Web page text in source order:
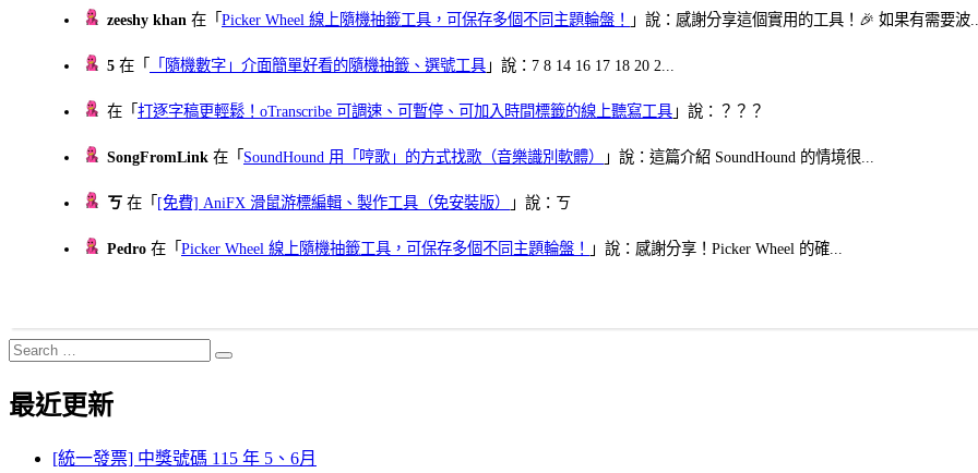
zeeshy khan 在「Picker Wheel 線上隨機抽籤工具，可保存多個不同主題輪盤！ 」說：感謝分享這個實用的工具！🎉 如果有需要波
5 在「 「隨機數字」介面簡單好看的隨機抽籤、選號工具 」說：7 8 14 16 17 18 20 2...
在「打逐字稿更輕鬆！oTranscribe 可調速、可暫停、可加入時間標籤的線上聽寫工具 」說：？？？
SongFromLink 在「 SoundHound 用「哼歌」的方式找歌（音樂識別軟體） 」說：這篇介紹 SoundHound 的情境很...
ㄎ 在「 [免費] AniFX 滑鼠游標編輯、製作工具（免安裝版） 」說：ㄎ
Pedro 在「Picker Wheel 線上隨機抽籤工具，可保存多個不同主題輪盤！ 」說：感謝分享！Picker Wheel 的確...
Search
for:
Search
最近更新
[統一發票] 中獎號碼 115 年 5、6月